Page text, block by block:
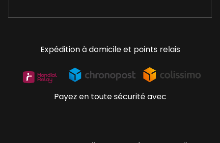
Expédition à domicile et points relais
Payez en toute sécurité avec